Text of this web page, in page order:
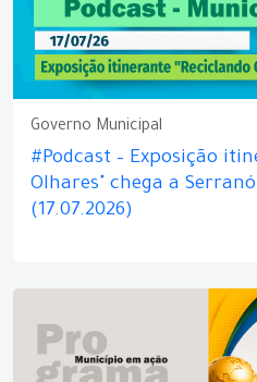
Governo Municipal
#Podcast – Exposição
Olhares" chega a
(17.07.2026)